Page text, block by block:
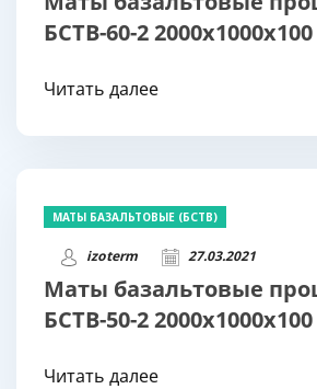
БСТВ-60-2 2000х1000х100
Читать далее
Маты базальтовые
БСТВ-50-2 2000х1000х100
МАТЫ БАЗАЛЬТОВЫЕ (БСТВ)
izoterm 27.03.2021
Читать далее